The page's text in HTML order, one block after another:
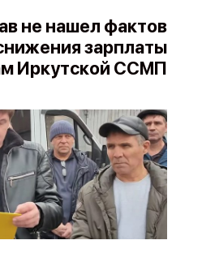
Поиск
событий
публикацию
API
не нашел фактов
зарплаты
Иркутской ССМП